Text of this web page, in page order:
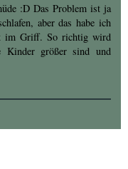
:D Das Problem ist ja
aber das habe ich
im Griff. So richtig wird
Kinder größer sind und